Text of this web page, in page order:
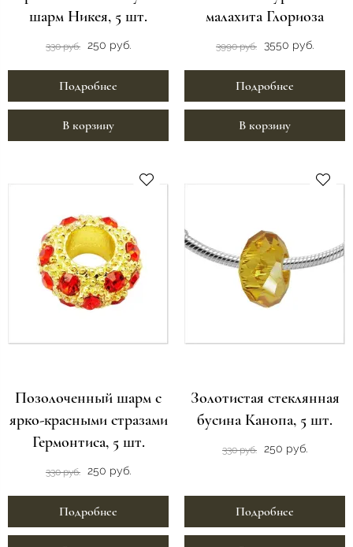
шарм Никея, 5 шт.
330 руб. 250 руб.
Подробнее
В корзину
малахита Глориоза
3990 руб. 3550 руб.
Подробнее
В корзину
Позолоченный шарм с
ярко-красными стразами
Гермонтиса, 5 шт.
330 руб. 250 руб.
Подробнее
Золотистая стеклянная
бусина Канопа, 5 шт.
330 руб. 250 руб.
Подробнее